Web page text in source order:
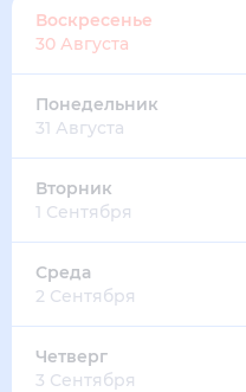
Воскресенье
30 Августа
Понедельник
31 Августа
Вторник
1 Сентября
Среда
2 Сентября
Четверг
3 Сентября